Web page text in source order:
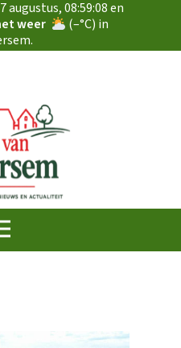
augustus,08:59:08en
weer (–°C) in